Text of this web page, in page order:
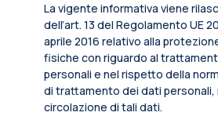
La vigente informativa viene
dell’art. 13 del Regolamento UE
aprile 2016 relativo alla
fisiche con riguardo al
personali e nel rispetto della
di trattamento dei dati personali,
circolazione di tali dati.